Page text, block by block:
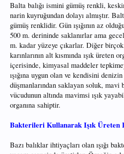
Balta balığı ismini gümüş renkli,
narin kuyruğundan dolayı almıştır.
gümüş renklidir. Gün ışığının az
500 m. derininde saklanırlar ama
m. kadar yüzeye çıkarlar. Diğer
karınlarının alt kısmında ışık üreten
içerisinde, kimyasal maddeler
ışığına uygun olan ve kendisini
düşmanlarından saklayan soluk, mavi
vücudunun altında mavimsi ışık
organına sahiptir.
Bakterileri Kullanarak Işık Üreten
Bazı balıklar ihtiyaçları olan ışığı